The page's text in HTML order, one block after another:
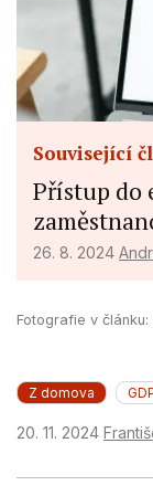
Související
Přístup do
26. 8. 2024
Fotografie v
Z domova
20. 11. 2024
Create
advertising
Use profiles
advertising
Use profiles
content
Measure